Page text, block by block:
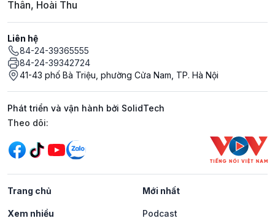
Thân, Hoài Thu
Liên hệ
84-24-39365555
84-24-39342724
41-43 phố Bà Triệu, phường Cửa Nam, TP. Hà Nội
Phát triển và vận hành bởi SolidTech
Mạng xã hội
Theo dõi:
Trang chủ Mới nhất
Xem nhiều Podcast